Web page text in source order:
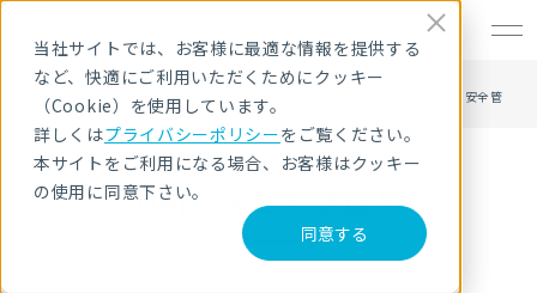
当社サイトでは、お客様に最適な情報を提供する
など、快適にご利用いただくためにクッキー
（Cookie）を使用しています。
詳しくはプライバシーポリシーをご覧ください。
本サイトをご利用になる場合、お客様はクッキー
の使用に同意下さい。
同意する
HOME
NRIセキュア ブログ
【解説】医療情報を取り扱う情報システム・サービスの提供事業者における安全管
理ガイドライン｜従来の３省３ガイドラインとの違いは？
NRIセキュア ブログ